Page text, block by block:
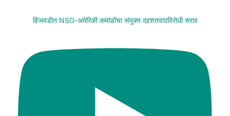
हिंजवडीत NSG-अमेरिकी कमांडोंचा संयुक्त दहशतवादविरोधी सराव